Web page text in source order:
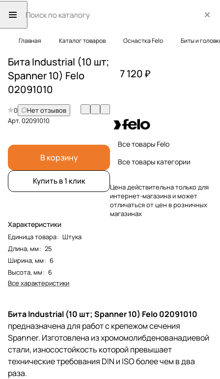
Главная Каталог товаров Оснастка Felo Биты и
Бита Industrial (10 шт;
Spanner 10) Felo
02091010
0
Нет отзывов
Арт.02091010
В корзину
Купить в 1 клик
Характеристики
Единица товара: Штука
Длина, мм: 25
Ширина, мм: 6
Высота, мм: 6
Все характеристики
7 120 ₽
Все товары Felo
Все товары категории
Цена действительна только для
интернет-магазина и может
отличаться от цен в розничных
магазинах
Бита Industrial (10 шт; Spanner 10) Felo 02091010
предназначена для работ с крепежом сечения
Spanner. Изготовлена из хромомолибденованадиевой
стали, износостойкость которой превышает
технические требования DIN и ISO более чем в два
раза.